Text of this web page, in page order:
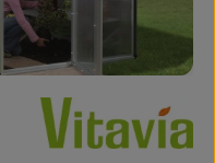
von 5 Sternen